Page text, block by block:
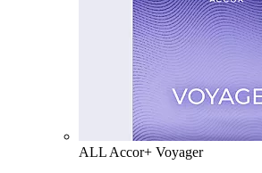
ALL Accor+ Voyager